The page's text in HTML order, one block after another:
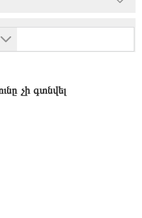
չի գտնվել